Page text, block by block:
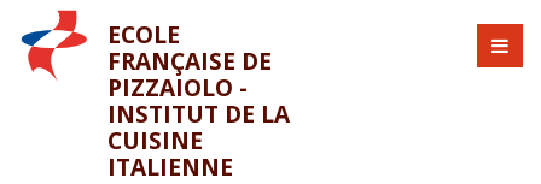
ECOLE
FRANÇAISE DE
PIZZAIOLO -
INSTITUT DE LA
CUISINE
ITALIENNE